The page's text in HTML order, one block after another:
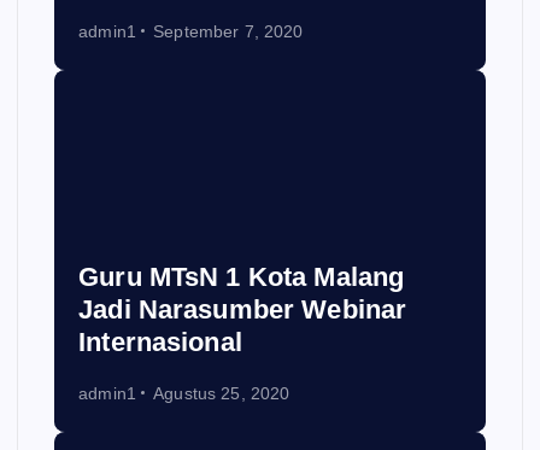
admin1 September 7, 2020
Guru MTsN 1 Kota Malang
Jadi Narasumber Webinar
Internasional
admin1 Agustus 25, 2020